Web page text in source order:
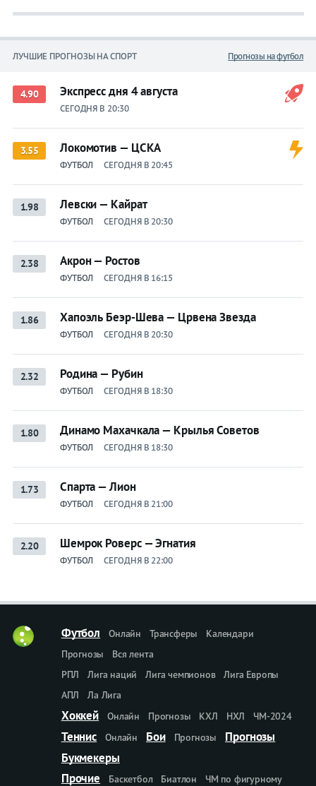
ЛУЧШИЕ ПРОГНОЗЫ НА СПОРТ Прогнозы на футбол
4.90 Экспресс дня 4 августа
СЕГОДНЯ В 20:30
3.55 Локомотив — ЦСКА
ФУТБОЛ СЕГОДНЯ В 20:45
1.98 Левски — Кайрат
ФУТБОЛ СЕГОДНЯ В 20:30
2.38 Акрон — Ростов
ФУТБОЛ СЕГОДНЯ В 16:15
1.86 Хапоэль Беэр-Шева — Црвена Звезда
ФУТБОЛ СЕГОДНЯ В 20:30
2.32 Родина — Рубин
ФУТБОЛ СЕГОДНЯ В 18:30
1.80 Динамо Махачкала — Крылья Советов
ФУТБОЛ СЕГОДНЯ В 18:30
1.73 Спарта — Лион
ФУТБОЛ СЕГОДНЯ В 21:00
2.20 Шемрок Роверс — Эгнатия
ФУТБОЛ СЕГОДНЯ В 22:00
Футбол Онлайн Трансферы
Календари
Прогнозы
Вся лента
РПЛ
Лига наций Лига чемпионов
Лига Европы
АПЛ
Ла Лига
Хоккей Онлайн Прогнозы КХЛ НХЛ ЧМ-2024
Теннис Онлайн Бои Прогнозы
Прогнозы
Букмекеры
Прочие
Баскетбол Биатлон ЧМ по фигурному